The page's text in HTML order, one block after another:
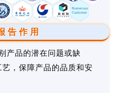
告作用
产品的潜在问题或缺
，保障产品的品质和安